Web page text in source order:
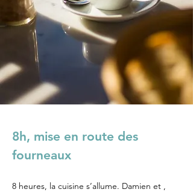
8h, mise en route des
fourneaux
8 heures, la cuisine s’allume. Damien et ,